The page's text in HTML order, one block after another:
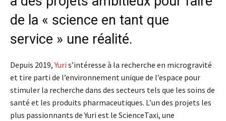
de la « science en tant que
service » une réalité.
Depuis 2019,Yuri s’intéresse à la recherche en microgravité
et tire parti de l’environnement unique de l’espace pour
stimuler la recherche dans des secteurs tels que les soins de
santé et les produits pharmaceutiques. L’un des projets les
plus passionnants de Yuri est le ScienceTaxi, une